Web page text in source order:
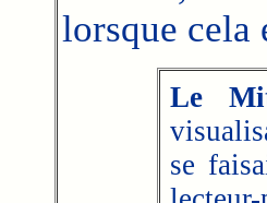
lorsque cela
Le
se